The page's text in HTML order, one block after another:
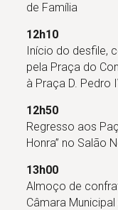
de Família
12h10
Início do desfile,
pela Praça do
à Praça D. Pedro
12h50
Regresso aos
Honra” no Salão
13h00
Almoço de
Câmara